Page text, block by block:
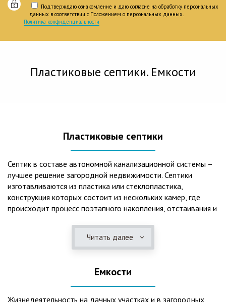
Подтверждаю ознакомление и даю согласие на обработку персональных
данных в соответствии с Положением о персональных данных.
Политика конфиденциальности
Пластиковые септики. Емкости
Пластиковые септики
Септик в составе автономной канализационной системы –
лучшее решение загородной недвижимости. Септики
изготавливаются из пластика или стеклопластика,
конструкция которых состоит из нескольких камер, где
происходит процесс поэтапного накопления, отстаивания и
длительный срок службы, так как не подвержены коррозии.
2. Обладают высокой прочностью – способны
состоянии. 3. Могут эксплуатироваться в любом регионе
России при любых низких температурах. 4. Полностью
герметичны, что дает гарантию по полной безопасности
Читать далее
Емкости
Жизнедеятельность на дачных участках и в загородных